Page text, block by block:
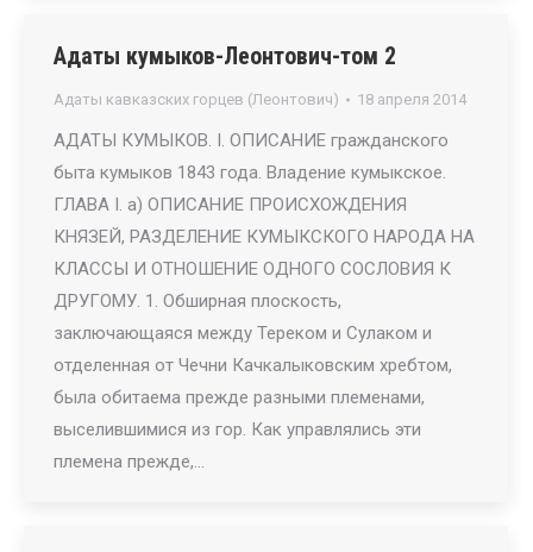
Адаты кумыков-Леонтович-том 2
Адаты кавказских горцев (Леонтович) 18 апреля 2014
АДАТЫ КУМЫКОВ. I. ОПИСАНИЕ гражданского
быта кумыков 1843 года. Владение кумыкское.
ГЛАВА I. а) ОПИСАНИЕ ПРОИСХОЖДЕНИЯ
КНЯЗЕЙ, РАЗДЕЛЕНИЕ КУМЫКСКОГО НАРОДА НА
КЛАССЫ И ОТНОШЕНИЕ ОДНОГО СОСЛОВИЯ К
ДРУГОМУ. 1. Обширная плоскость,
заключающаяся между Тереком и Сулаком и
отделенная от Чечни Качкалыковским хребтом,
была обитаема прежде разными племенами,
выселившимися из гор. Как управлялись эти
племена прежде,…